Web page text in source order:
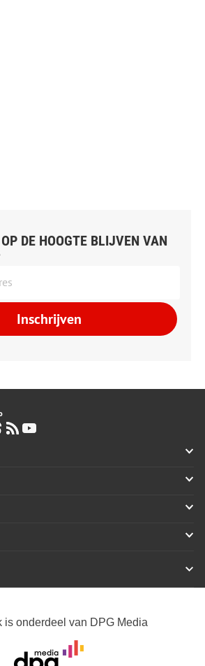
DE HOOGTE BLIJVEN VAN
Inschrijven
is onderdeel van DPG Media